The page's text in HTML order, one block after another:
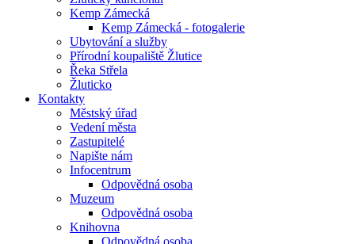
Kemp Zámecká
Kemp Zámecká - fotogalerie
Ubytování a služby
Přírodní koupaliště Žlutice
Řeka Střela
Žluticko
Kontakty
Městský úřad
Vedení města
Zastupitelé
Napište nám
Infocentrum
Odpovědná osoba
Muzeum
Odpovědná osoba
Knihovna
Odpovědná osoba